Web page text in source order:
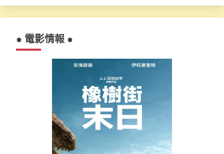
● 電影情報 ●